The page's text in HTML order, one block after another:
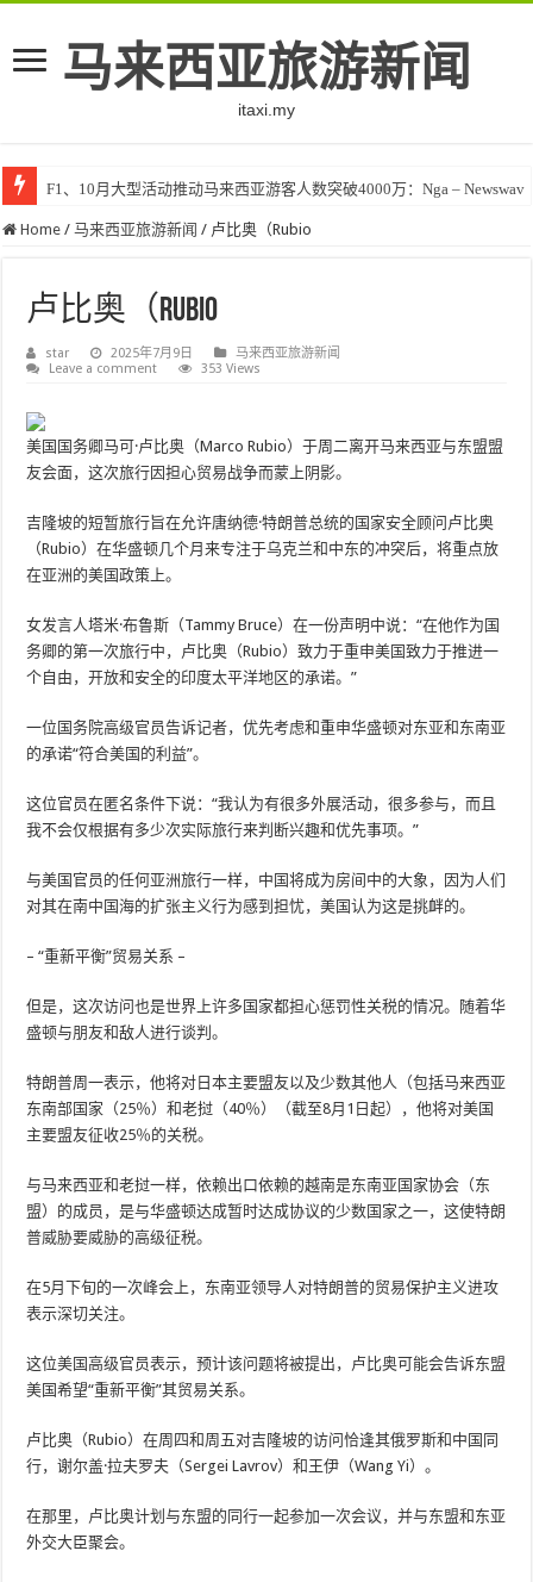
马来西亚旅游新闻
itaxi.my
F1、10月大型活动推动马来西亚游客人数突破4000万：Nga – Newswav
Home / 马来西亚旅游新闻 / 卢比奥（Rubio
卢比奥（Rubio
star 2025年7月9日
马来西亚旅游新闻
Leave a comment
353 Views
美国国务卿马可·卢比奥（Marco Rubio）于周二离开马来西亚与东盟盟
友会面，这次旅行因担心贸易战争而蒙上阴影。
吉隆坡的短暂旅行旨在允许唐纳德·特朗普总统的国家安全顾问卢比奥
（Rubio）在华盛顿几个月来专注于乌克兰和中东的冲突后，将重点放
在亚洲的美国政策上。
女发言人塔米·布鲁斯（Tammy Bruce）在一份声明中说：“在他作为国
务卿的第一次旅行中，卢比奥（Rubio）致力于重申美国致力于推进一
个自由，开放和安全的印度太平洋地区的承诺。”
一位国务院高级官员告诉记者，优先考虑和重申华盛顿对东亚和东南亚
的承诺“符合美国的利益”。
这位官员在匿名条件下说：“我认为有很多外展活动，很多参与，而且
我不会仅根据有多少次实际旅行来判断兴趣和优先事项。”
与美国官员的任何亚洲旅行一样，中国将成为房间中的大象，因为人们
对其在南中国海的扩张主义行为感到担忧，美国认为这是挑衅的。
– “重新平衡”贸易关系 –
但是，这次访问也是世界上许多国家都担心惩罚性关税的情况。随着华
盛顿与朋友和敌人进行谈判。
特朗普周一表示，他将对日本主要盟友以及少数其他人（包括马来西亚
东南部国家（25％）和老挝（40％）（截至8月1日起），他将对美国
主要盟友征收25％的关税。
与马来西亚和老挝一样，依赖出口依赖的越南是东南亚国家协会（东
盟）的成员，是与华盛顿达成暂时达成协议的少数国家之一，这使特朗
普威胁要威胁的高级征税。
在5月下旬的一次峰会上，东南亚领导人对特朗普的贸易保护主义进攻
表示深切关注。
这位美国高级官员表示，预计该问题将被提出，卢比奥可能会告诉东盟
美国希望“重新平衡”其贸易关系。
卢比奥（Rubio）在周四和周五对吉隆坡的访问恰逢其俄罗斯和中国同
行，谢尔盖·拉夫罗夫（Sergei Lavrov）和王伊（Wang Yi）。
在那里，卢比奥计划与东盟的同行一起参加一次会议，并与东盟和东亚
外交大臣聚会。